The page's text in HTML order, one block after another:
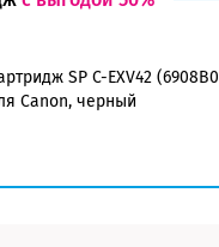
SP C-EXV42
Canon, черный